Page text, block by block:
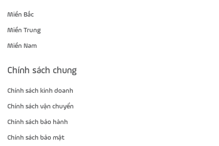
Miền Bắc
Miền Trung
Miền Nam
Chính sách chung
Chính sách kinh doanh
Chính sách vận chuyển
Chính sách bảo hành
Chính sách bảo mật